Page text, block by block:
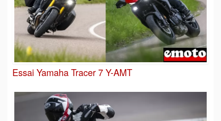
Essai Yamaha Tracer 7 Y-AMT